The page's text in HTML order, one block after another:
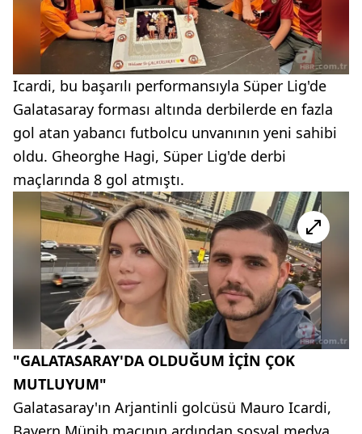
Icardi, bu başarılı performansıyla Süper Lig'de
Galatasaray forması altında derbilerde en fazla
gol atan yabancı futbolcu unvanının yeni sahibi
oldu. Gheorghe Hagi, Süper Lig'de derbi
maçlarında 8 gol atmıştı.
"GALATASARAY'DA OLDUĞUM İÇİN ÇOK
MUTLUYUM"
Galatasaray'ın Arjantinli golcüsü Mauro Icardi,